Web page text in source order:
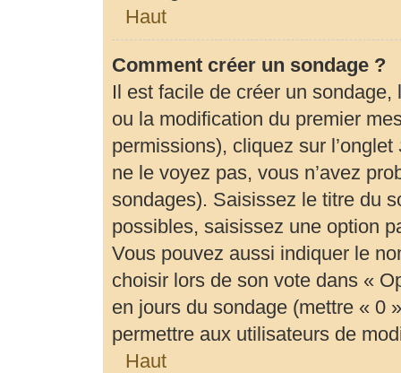
Haut
Comment créer un sondage ?
Il est facile de créer un sondage,
ou la modification du premier
permissions), cliquez sur l’onglet
ne le voyez pas, vous n’avez
sondages). Saisissez le titre du
possibles, saisissez une option
Vous pouvez aussi indiquer le
choisir lors de son vote dans «
en jours du sondage (mettre « 0
permettre aux utilisateurs de
Haut